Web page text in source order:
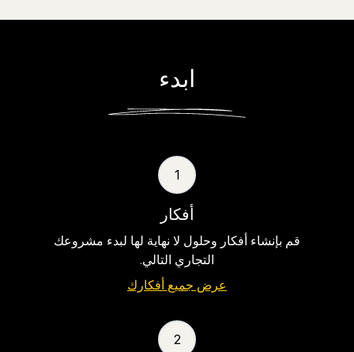
ابدء
1
أفكار
قم بإنشاء أفكار وحلول لا نهاية لها لبدء مشروعك
التجاري التالي.
عرض جميع أفكارك
2